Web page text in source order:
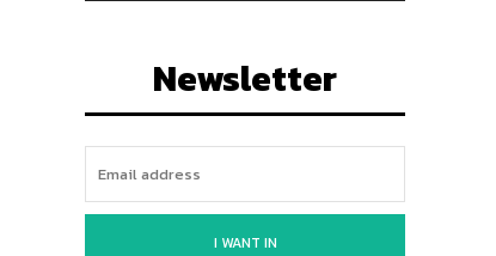
Newsletter
I WANT IN